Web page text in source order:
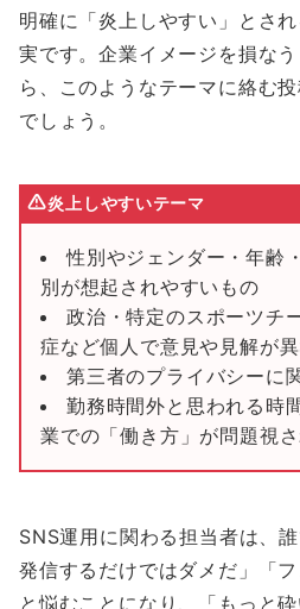
明確に「炎上しやすい」とさ
実です。企業イメージを損な
ら、このようなテーマに絡む
でしょう。
炎上しやすいテーマ
性別やジェンダー・年齢
別が想起されやすいもの
政治・特定のスポーツチ
症など個人で意見や見解が
第三者のプライバシーに
勤務時間外と思われる時
業での「働き方」が問題視
SNS運用に関わる担当者は、
発信するだけではダメだ」「フ
と悩むことになり、「もっと